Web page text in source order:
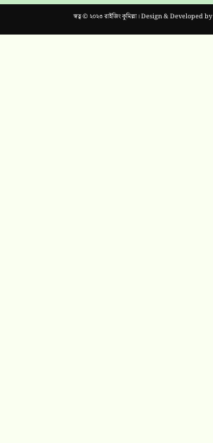
স্বত্ব © ২০২৩ রাইজিং কুমিল্লা। Design & Developed by